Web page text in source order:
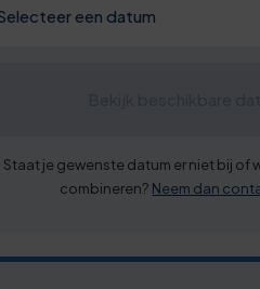
Staat je gewenste datum er niet bij of
combineren? Neem dan